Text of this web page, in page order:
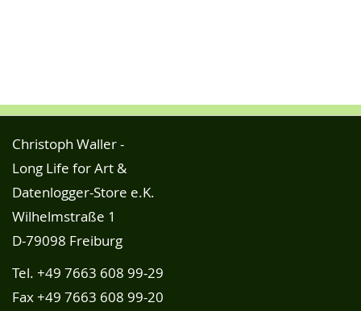
Christoph Waller -
Long Life for Art &
Datenlogger-Store e.K.
Wilhelmstraße 1
D-79098 Freiburg
Tel. +49 7663 608 99-29
Fax +49 7663 608 99-20